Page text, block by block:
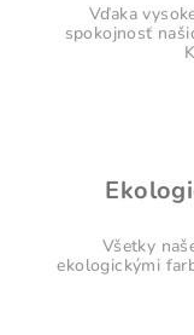
Vďaka
spokojnosť
Všetky
ekologickými